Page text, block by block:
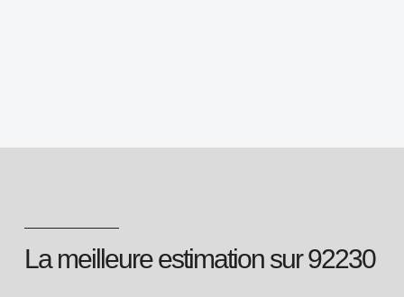
La meilleure estimation sur 92230